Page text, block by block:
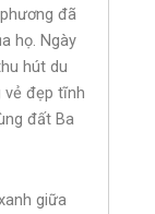
đã
họ. Ngày
hút du
vẻ đẹp tĩnh
đất Ba
giữa